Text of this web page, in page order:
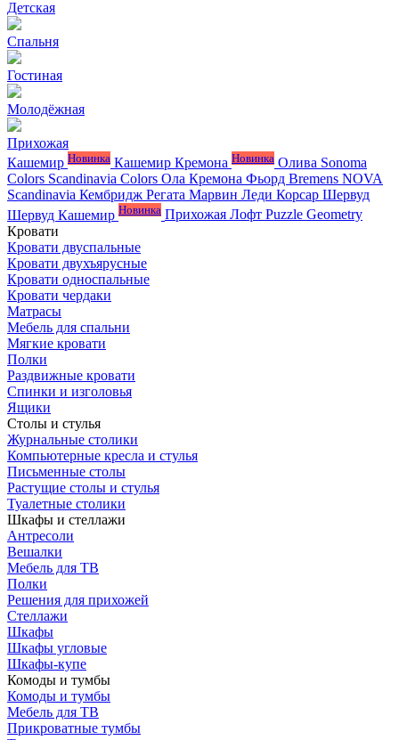
Детская
Спальня
Гостиная
Молодёжная
Прихожая
Кашемир Новинка Кашемир Кремона Новинка Олива Sonoma
Colors Scandinavia Colors Ола Кремона Фьорд Bremens NOVA
Scandinavia Кембридж Регата Марвин Леди Корсар Шервуд
Шервуд Кашемир Новинка Прихожая Лофт Puzzle Geometry
Кровати
Кровати двуспальные
Кровати двухъярусные
Кровати односпальные
Кровати чердаки
Матрасы
Мебель для спальни
Мягкие кровати
Полки
Раздвижные кровати
Спинки и изголовья
Ящики
Столы и стулья
Журнальные столики
Компьютерные кресла и стулья
Письменные столы
Растущие столы и стулья
Туалетные столики
Шкафы и стеллажи
Антресоли
Вешалки
Мебель для ТВ
Полки
Решения для прихожей
Стеллажи
Шкафы
Шкафы угловые
Шкафы-купе
Комоды и тумбы
Комоды и тумбы
Мебель для ТВ
Прикроватные тумбы